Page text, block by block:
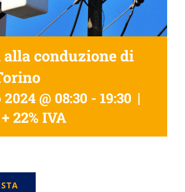
conduzione di
@ 08:30 - 19:30 |
22% IVA